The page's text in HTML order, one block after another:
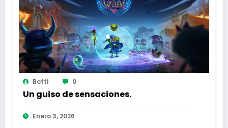
Botti 0
Un guiso de sensaciones.
Enero 3, 2026